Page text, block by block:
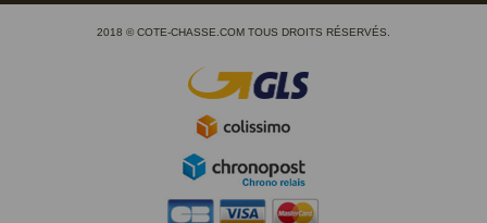
2018 © COTE-CHASSE.COM TOUS DROITS RÉSERVÉS.